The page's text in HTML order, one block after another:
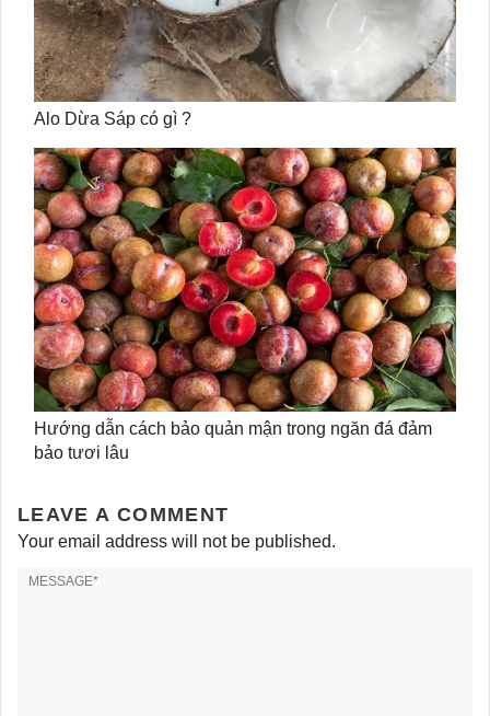
Alo Dừa Sáp có gì ?
Hướng dẫn cách bảo quản mận trong ngăn đá đảm
bảo tươi lâu
LEAVE A COMMENT
Your email address will not be published.